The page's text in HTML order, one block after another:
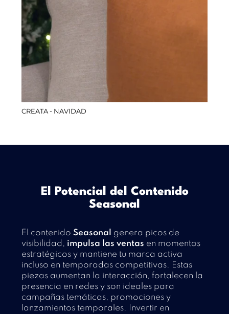
CREATA - NAVIDAD
El Potencial del Contenido
Seasonal
El contenido Seasonal genera picos de
visibilidad, impulsa las ventas en momentos
estratégicos y mantiene tu marca activa
incluso en temporadas competitivas. Estas
piezas aumentan la interacción, fortalecen la
presencia en redes y son ideales para
campañas temáticas, promociones y
lanzamientos temporales. Invertir en